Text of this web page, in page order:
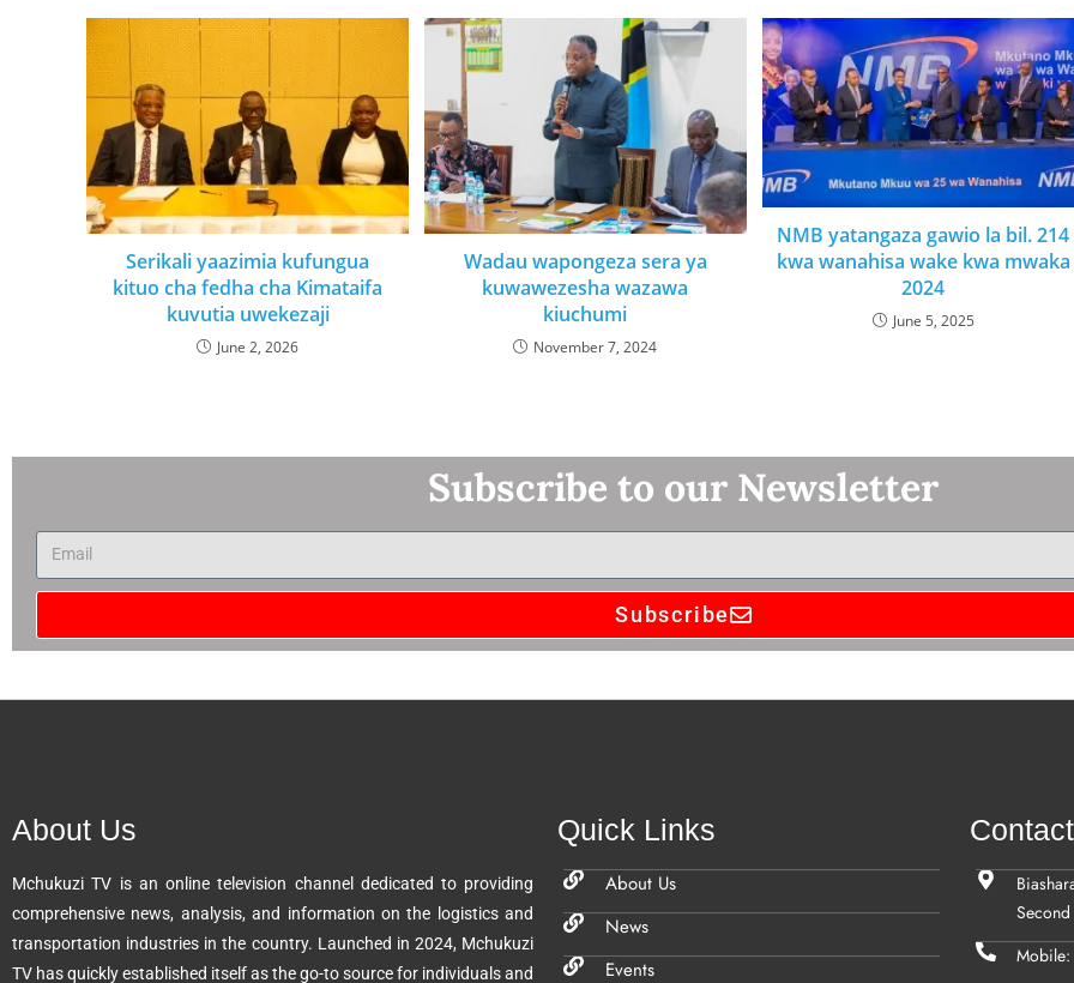
Serikali yaazimia kufungua
kituo cha fedha cha Kimataifa
kuvutia uwekezaji
June 2, 2026
Wadau wapongeza sera ya
kuwawezesha wazawa
kiuchumi
November 7, 2024
NMB yatangaza gawio la bil. 214
kwa wanahisa wake kwa mwaka
2024
June 5, 2025
Subscribe to our Newsletter
Subscribe
A
a
i
v
e
About Us
Mchukuzi TV is an online television channel dedicated to providing
comprehensive news, analysis, and information on the logistics and
transportation industries in the country. Launched in 2024, Mchukuzi
TV has quickly established itself as the go-to source for individuals and
Quick Links
About Us
News
Events